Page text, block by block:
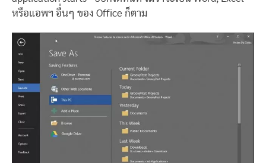
หรือแอพฯ อื่นๆ ของ Office ก็ตาม